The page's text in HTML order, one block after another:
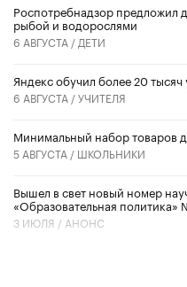
Роспотребнадзор предложил
рыбой и водорослями
6 АВГУСТА / ДЕТИ
​Яндекс обучил более 20
6 АВГУСТА /УЧИТЕЛЯ
Минимальный набор товаров
5 АВГУСТА / ШКОЛЬНИКИ
Вышел в свет новый номер
«Образовательная политика»
3 ИЮЛЯ / АНОНС